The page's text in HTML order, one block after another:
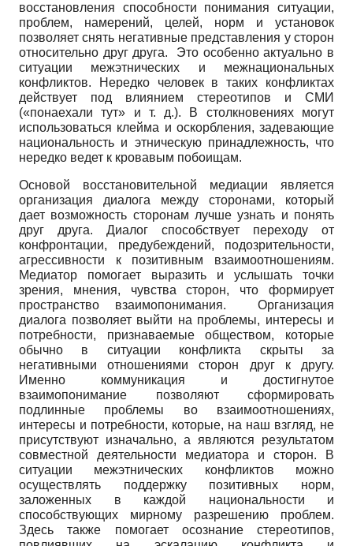
восстановления способности понимания ситуации,
проблем, намерений, целей, норм и установок
позволяет снять негативные представления у сторон
относительно друг друга. Это особенно актуально в
ситуации межэтнических и межнациональных
конфликтов. Нередко человек в таких конфликтах
действует под влиянием стереотипов и СМИ
(«понаехали тут» и т. д.). В столкновениях могут
использоваться клейма и оскорбления, задевающие
национальность и этническую принадлежность, что
нередко ведет к кровавым побоищам.
Основой восстановительной медиации является
организация диалога между сторонами, который
дает возможность сторонам лучше узнать и понять
друг друга. Диалог способствует переходу от
конфронтации, предубеждений, подозрительности,
агрессивности к позитивным взаимоотношениям.
Медиатор помогает выразить и услышать точки
зрения, мнения, чувства сторон, что формирует
пространство взаимопонимания. Организация
диалога позволяет выйти на проблемы, интересы и
потребности, признаваемые обществом, которые
обычно в ситуации конфликта скрыты за
негативными отношениями сторон друг к другу.
Именно коммуникация и достигнутое
взаимопонимание позволяют сформировать
подлинные проблемы во взаимоотношениях,
интересы и потребности, которые, на наш взгляд, не
присутствуют изначально, а являются результатом
совместной деятельности медиатора и сторон. В
ситуации межэтнических конфликтов можно
осуществлять поддержку позитивных норм,
заложенных в каждой национальности и
способствующих мирному разрешению проблем.
Здесь также помогает осознание стереотипов,